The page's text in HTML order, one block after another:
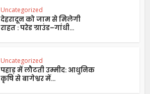
Uncategorized
देहरादून को जाम से मिलेगी
राहत : परेड ग्राउंड–गांधी...
Uncategorized
पहाड़ में लौटती उम्मीद: आधुनिक
कृषि से बागेश्वर में...